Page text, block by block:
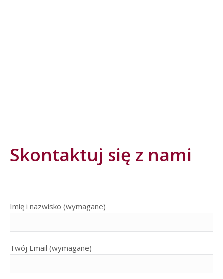
Skontaktuj się z nami
Imię i nazwisko (wymagane)
Twój Email (wymagane)